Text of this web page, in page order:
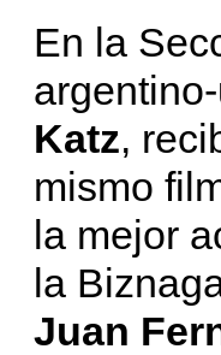
En la
Katz,
mismo
la mejor
la
Juan